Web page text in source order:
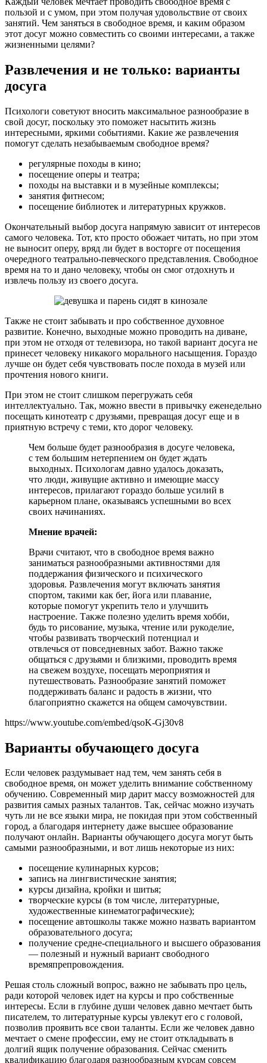
пользой и с умом, при этом получая удовольствие от своих
занятий. Чем заняться в свободное время, и каким образом
этот досуг можно совместить со своими интересами, а также
жизненными целями?
Развлечения и не только: варианты
досуга
Психологи советуют вносить максимальное разнообразие в
свой досуг, поскольку это поможет насытить жизнь
интересными, яркими событиями. Какие же развлечения
помогут сделать незабываемым свободное время?
регулярные походы в кино;
посещение оперы и театра;
походы на выставки и в музейные комплексы;
занятия фитнесом;
посещение библиотек и литературных кружков.
Окончательный выбор досуга напрямую зависит от интересов
самого человека. Тот, кто просто обожает читать, но при этом
не выносит оперу, вряд ли будет в восторге от посещения
очередного театрально-певческого представления. Свободное
время на то и дано человеку, чтобы он смог отдохнуть и
извлечь пользу из своего досуга.
Также не стоит забывать и про собственное духовное
развитие. Конечно, выходные можно проводить на диване,
при этом не отходя от телевизора, но такой вариант досуга не
принесет человеку никакого морального насыщения. Гораздо
лучше он будет себя чувствовать после похода в музей или
прочтения нового книги.
При этом не стоит слишком перегружать себя
интеллектуально. Так, можно ввести в привычку еженедельно
посещать кинотеатр с друзьями, превращая досуг еще и в
приятную встречу с теми, кто дорог человеку.
Чем больше будет разнообразия в досуге человека,
с тем большим нетерпением он будет ждать
выходных. Психологам давно удалось доказать,
что люди, живущие активно и имеющие массу
интересов, прилагают гораздо больше усилий в
карьерном плане, оказываясь успешными во всех
своих начинаниях.
Мнение врачей:
Врачи считают, что в свободное время важно
заниматься разнообразными активностями для
поддержания физического и психического
здоровья. Развлечения могут включать занятия
спортом, такими как бег, йога или плавание,
которые помогут укрепить тело и улучшить
настроение. Также полезно уделить время хобби,
будь то рисование, музыка, чтение или рукоделие,
чтобы развивать творческий потенциал и
отвлечься от повседневных забот. Важно также
общаться с друзьями и близкими, проводить время
на свежем воздухе, посещать мероприятия и
путешествовать. Разнообразие занятий поможет
поддерживать баланс и радость в жизни, что
благоприятно скажется на общем самочувствии.
https://www.youtube.com/embed/qsoK-Gj30v8
Варианты обучающего досуга
Если человек раздумывает над тем, чем занять себя в
свободное время, он может уделить внимание собственному
обучению. Современный мир дарит массу возможностей для
развития самых разных талантов. Так, сейчас можно изучать
чуть ли не все языки мира, не покидая при этом собственный
город, а благодаря интернету даже высшее образование
получают онлайн. Варианты обучающего досуга могут быть
самыми разнообразными, и вот лишь некоторые из них:
посещение кулинарных курсов;
запись на лингвистические занятия;
курсы дизайна, кройки и шитья;
творческие курсы (в том числе, литературные,
художественные кинематографические);
посещение автошколы также можно назвать вариантом
образовательного досуга;
получение средне-специального и высшего образования
— полезный и нужный вариант свободного
времяпрепровождения.
Решая столь сложный вопрос, важно не забывать про цель,
ради которой человек идет на курсы и про собственные
интересы. Если в глубине души человек давно мечтает быть
писателем, то литературные курсы увлекут его с головой,
позволив проявить все свои таланты. Если же человек давно
мечтает о смене профессии, ему не стоит откладывать в
долгий ящик получение образования. Сейчас сменить
квалификацию благодаря разнообразным курсам совсем